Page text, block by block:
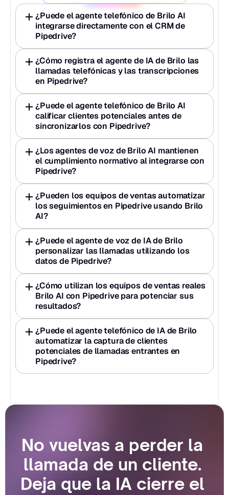
¿Puede el agente telefónico de Brilo AI
integrarse directamente con el CRM de
Pipedrive?
¿Cómo registra el agente de IA de Brilo las
llamadas telefónicas y las transcripciones
en Pipedrive?
¿Puede el agente telefónico de Brilo AI
calificar clientes potenciales antes de
sincronizarlos con Pipedrive?
¿Los agentes de voz de Brilo AI mantienen
el cumplimiento normativo al integrarse con
Pipedrive?
¿Pueden los equipos de ventas automatizar
los seguimientos en Pipedrive usando Brilo
AI?
¿Puede el agente de voz de IA de Brilo
personalizar las llamadas utilizando los
datos de Pipedrive?
¿Cómo utilizan los equipos de ventas reales
Brilo AI con Pipedrive para potenciar sus
resultados?
¿Puede el agente telefónico de IA de Brilo
automatizar la captura de clientes
potenciales de llamadas entrantes en
Pipedrive?
No vuelvas a perder la
llamada de un cliente.
Deja que la IA cierre el